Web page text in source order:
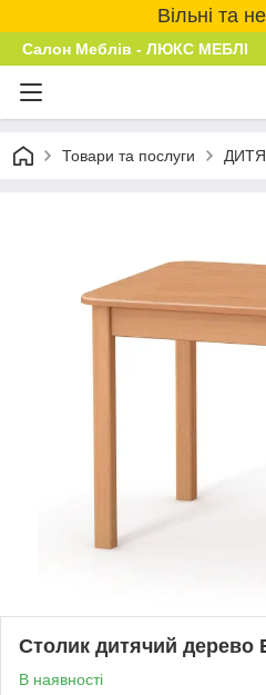
Вільні та
Салон Меблів - ЛЮКС МЕБЛІ
Товари та послуги
Столик дитячий дерево
В наявності